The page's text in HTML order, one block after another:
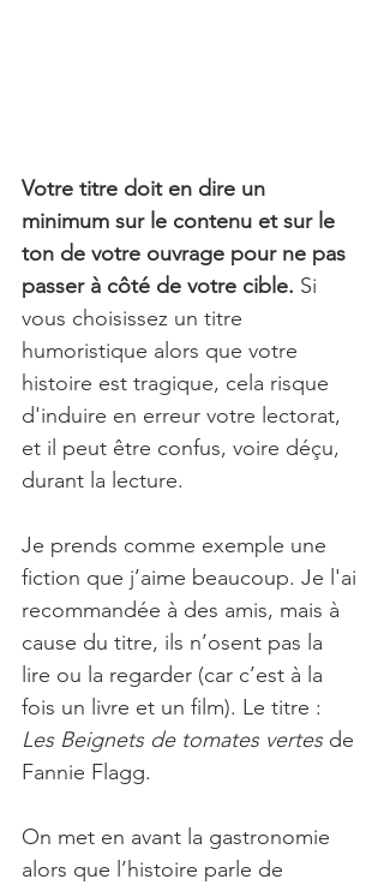
Votre titre doit en dire un
minimum sur le contenu et sur le
ton de votre ouvrage pour ne pas
passer à côté de votre cible. Si
vous choisissez un titre
humoristique alors que votre
histoire est tragique, cela risque
d'induire en erreur votre lectorat,
et il peut être confus, voire déçu,
durant la lecture.
Je prends comme exemple une
fiction que j’aime beaucoup. Je l'ai
recommandée à des amis, mais à
cause du titre, ils n’osent pas la
lire ou la regarder (car c’est à la
fois un livre et un film). Le titre :
Les Beignets de tomates vertes de
Fannie Flagg.
On met en avant la gastronomie
alors que l’histoire parle de